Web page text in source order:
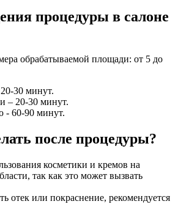
процедуры в салоне
обрабатываемой площади: от 5 до
30 минут.
– 20-30 минут.
- 60-90 минут.
после процедуры?
косметики и кремов на
так как это может вызвать
отек или покраснение, рекомендуется